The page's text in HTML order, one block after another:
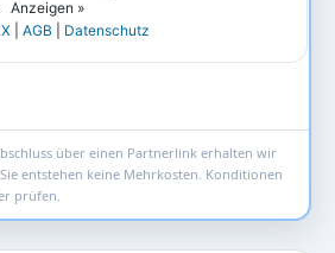
über einen Partnerlink erhalten wir
entstehen keine Mehrkosten. Konditionen
prüfen.